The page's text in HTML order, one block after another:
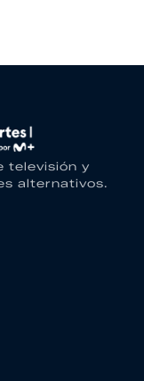
televisión y
alternativos.